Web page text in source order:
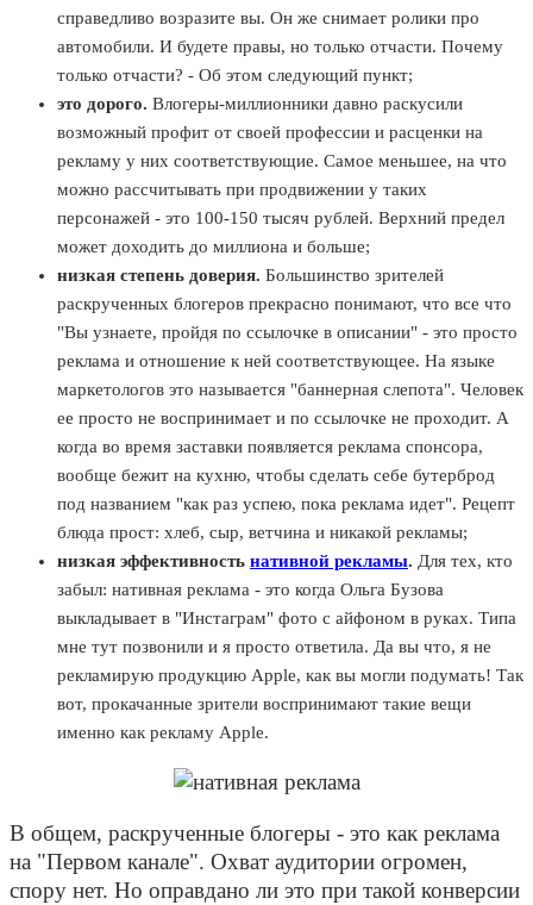
справедливо возразите вы. Он же снимает ролики про
автомобили. И будете правы, но только отчасти. Почему
только отчасти? - Об этом следующий пункт;
это дорого. Влогеры-миллионники давно раскусили
возможный профит от своей профессии и расценки на
рекламу у них соответствующие. Самое меньшее, на что
можно рассчитывать при продвижении у таких
персонажей - это 100-150 тысяч рублей. Верхний предел
может доходить до миллиона и больше;
низкая степень доверия. Большинство зрителей
раскрученных блогеров прекрасно понимают, что все что
"Вы узнаете, пройдя по ссылочке в описании" - это просто
реклама и отношение к ней соответствующее. На языке
маркетологов это называется "баннерная слепота". Человек
ее просто не воспринимает и по ссылочке не проходит. А
когда во время заставки появляется реклама спонсора,
вообще бежит на кухню, чтобы сделать себе бутерброд
под названием "как раз успею, пока реклама идет". Рецепт
блюда прост: хлеб, сыр, ветчина и никакой рекламы;
низкая эффективность нативной рекламы. Для тех, кто
забыл: нативная реклама - это когда Ольга Бузова
выкладывает в "Инстаграм" фото с айфоном в руках. Типа
мне тут позвонили и я просто ответила. Да вы что, я не
рекламирую продукцию Apple, как вы могли подумать! Так
вот, прокачанные зрители воспринимают такие вещи
именно как рекламу Apple.
В общем, раскрученные блогеры - это как реклама
на "Первом канале". Охват аудитории огромен,
спору нет. Но оправдано ли это при такой конверсии